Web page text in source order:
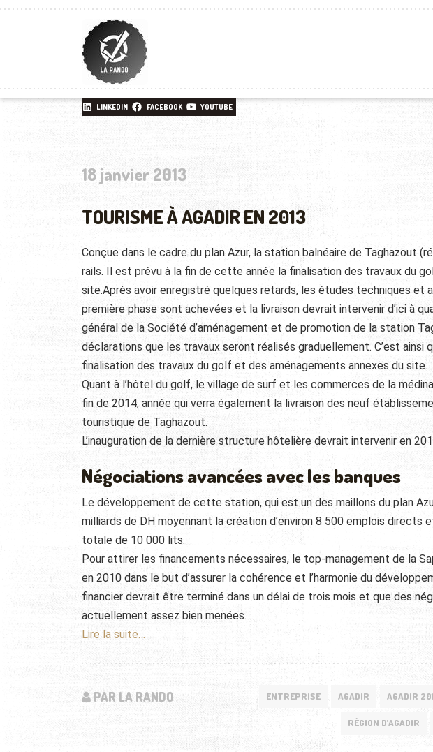
LINKEDIN FACEBOOK YOUTUBE
18 janvier 2013
TOURISME À AGADIR EN 2013
Conçue dans le cadre du plan Azur, la station balnéaire de Taghazout
rails. Il est prévu à la fin de cette année la finalisation des travaux du
site.Après avoir enregistré quelques retards, les études techniques
première phase sont achevées et la livraison devrait intervenir d’ici à
général de la Société d’aménagement et de promotion de la station
déclarations que les travaux seront réalisés graduellement. C’est ainsi
finalisation des travaux du golf et des aménagements annexes du site.
Quant à l’hôtel du golf, le village de surf et les commerces de la
fin de 2014, année qui verra également la livraison des neuf
touristique de Taghazout.
L’inauguration de la dernière structure hôtelière devrait intervenir en
Négociations avancées avec les banques
Le développement de cette station, qui est un des maillons du plan
milliards de DH moyennant la création d’environ 8 500 emplois directs
totale de 10 000 lits.
Pour attirer les financements nécessaires, le top-management de la
en 2010 dans le but d’assurer la cohérence et l’harmonie du
financier devrait être terminé dans un délai de trois mois et que des
actuellement assez bien menées.
Lire la suite…
PAR LA RANDO ENTREPRISE AGADIR AGADIR
RÉGION D’AGADIR